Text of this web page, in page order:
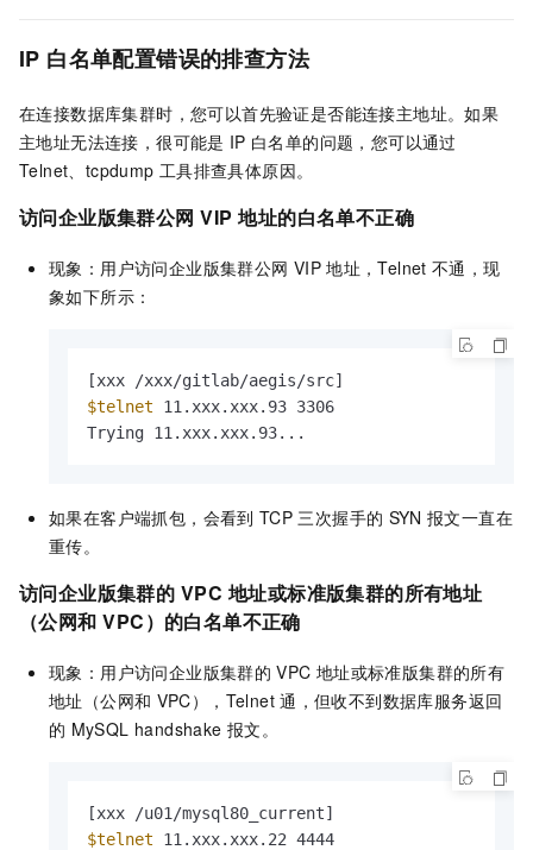
IP 白名单配置错误的排查方法
在连接数据库集群时，您可以首先验证是否能连接主地址。如果
主地址无法连接，很可能是 IP 白名单的问题，您可以通过
Telnet、tcpdump 工具排查具体原因。
访问企业版集群公网 VIP 地址的白名单不正确
现象：用户访问企业版集群公网 VIP 地址，Telnet 不通，现
象如下所示：
$telnet 11.xxx.xxx.93 3306
Trying 11.xxx.xxx.93...
如果在客户端抓包，会看到 TCP 三次握手的 SYN 报文一直在
重传。
访问企业版集群的 VPC 地址或标准版集群的所有地址
（公网和 VPC）的白名单不正确
现象：用户访问企业版集群的 VPC 地址或标准版集群的所有
地址（公网和 VPC），Telnet 通，但收不到数据库服务返回
的 MySQL handshake 报文。
$telnet 11.xxx.xxx.22 4444